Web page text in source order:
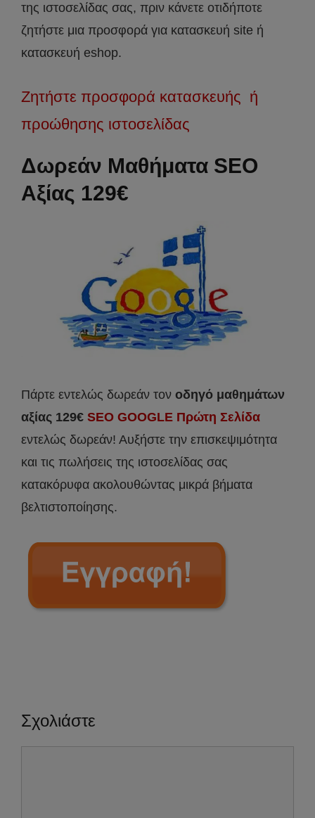
της ιστοσελίδας σας, πριν κάνετε οτιδήποτε
ζητήστε μια προσφορά για κατασκευή site ή
κατασκευή eshop.
Ζητήστε προσφορά κατασκευής ή
προώθησης ιστοσελίδας
Δωρεάν Μαθήματα SEO
Αξίας 129€
Πάρτε εντελώς δωρεάν τον οδηγό μαθημάτων
αξίας 129€ SEO GOOGLE Πρώτη Σελίδα
εντελώς δωρεάν! Αυξήστε την επισκεψιμότητα
και τις πωλήσεις της ιστοσελίδας σας
κατακόρυφα ακολουθώντας μικρά βήματα
βελτιστοποίησης.
Σχολιάστε